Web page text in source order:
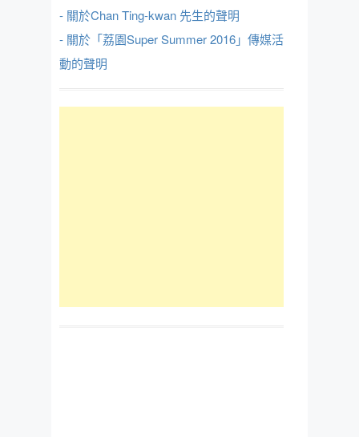
- 關於Chan Ting-kwan 先生的聲明
- 關於「荔園Super Summer 2016」傳媒活
動的聲明